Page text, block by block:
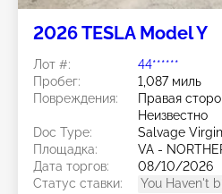
2026 TESLA Model Y
Лот #:
44******
Пробег:
1,087 миль
Повреждения:
Правая
Неизвестно
Doc Type:
Salvage
Площадка:
VA -
Дата торгов:
08/10/2026
Статус ставки:
You Haven't